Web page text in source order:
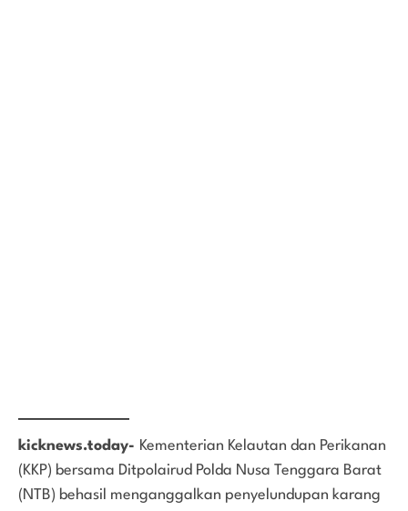
kicknews.today- Kementerian Kelautan dan Perikanan
(KKP) bersama Ditpolairud Polda Nusa Tenggara Barat
(NTB) behasil menganggalkan penyelundupan karang